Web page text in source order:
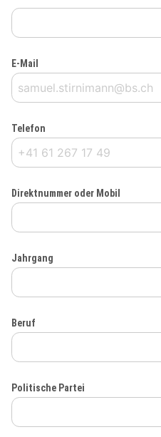
E-Mail
Telefon
Direktnummer oder Mobil
Jahrgang
Beruf
Politische Partei